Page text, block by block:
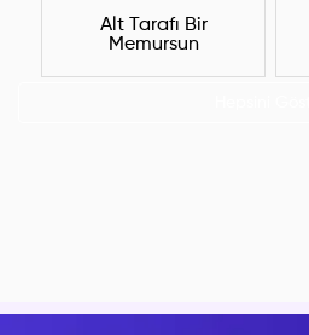
Alt Tarafı Bir
Memursun